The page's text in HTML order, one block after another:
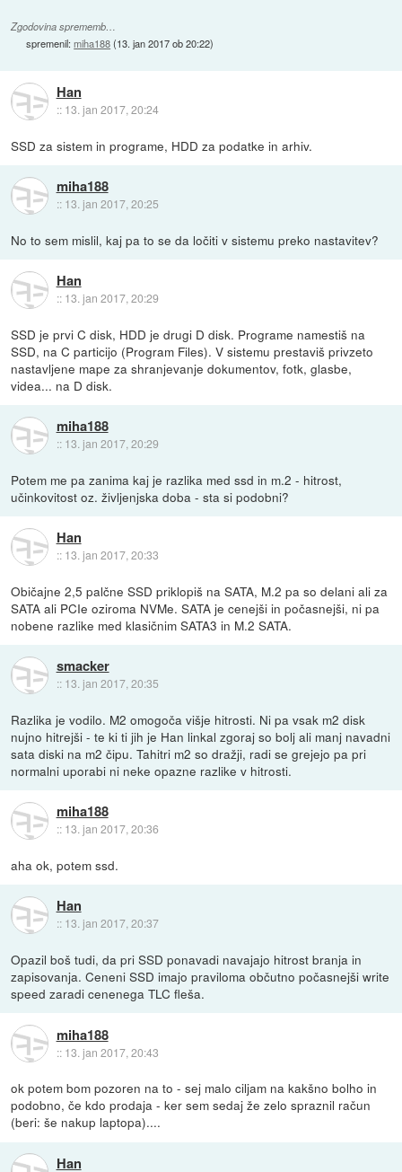
Zgodovina sprememb…
spremenil:miha188(13. jan 2017 ob 20:22)
Han
:: 13. jan 2017, 20:24
SSD za sistem in programe, HDD za podatke in arhiv.
miha188
:: 13. jan 2017, 20:25
No to sem mislil, kaj pa to se da ločiti v sistemu preko nastavitev?
Han
:: 13. jan 2017, 20:29
SSD je prvi C disk, HDD je drugi D disk. Programe namestiš na
SSD, na C particijo (Program Files). V sistemu prestaviš privzeto
nastavljene mape za shranjevanje dokumentov, fotk, glasbe,
videa... na D disk.
miha188
:: 13. jan 2017, 20:29
Potem me pa zanima kaj je razlika med ssd in m.2 - hitrost,
učinkovitost oz. življenjska doba - sta si podobni?
Han
:: 13. jan 2017, 20:33
Običajne 2,5 palčne SSD priklopiš na SATA, M.2 pa so delani ali za
SATA ali PCIe oziroma NVMe. SATA je cenejši in počasnejši, ni pa
nobene razlike med klasičnim SATA3 in M.2 SATA.
smacker
:: 13. jan 2017, 20:35
Razlika je vodilo. M2 omogoča višje hitrosti. Ni pa vsak m2 disk
nujno hitrejši - te ki ti jih je Han linkal zgoraj so bolj ali manj navadni
sata diski na m2 čipu. Tahitri m2 so dražji, radi se grejejo pa pri
normalni uporabi ni neke opazne razlike v hitrosti.
miha188
:: 13. jan 2017, 20:36
aha ok, potem ssd.
Han
:: 13. jan 2017, 20:37
Opazil boš tudi, da pri SSD ponavadi navajajo hitrost branja in
zapisovanja. Ceneni SSD imajo praviloma občutno počasnejši write
speed zaradi cenenega TLC fleša.
miha188
:: 13. jan 2017, 20:43
ok potem bom pozoren na to - sej malo ciljam na kakšno bolho in
podobno, če kdo prodaja - ker sem sedaj že zelo spraznil račun
(beri: še nakup laptopa)....
Han